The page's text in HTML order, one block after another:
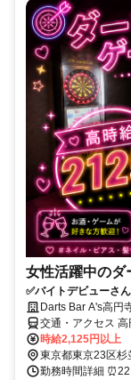
女性活躍中のダ
✅バイトデビューさ
Darts Bar A's高円
交通・アクセス
時給2,125円以上
東京都東京23区杉
勤務時間詳細